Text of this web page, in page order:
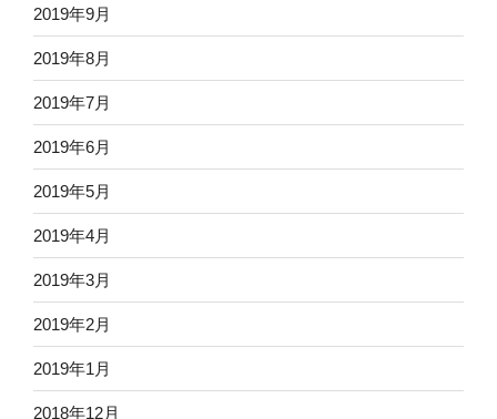
2019年9月
2019年8月
2019年7月
2019年6月
2019年5月
2019年4月
2019年3月
2019年2月
2019年1月
2018年12月